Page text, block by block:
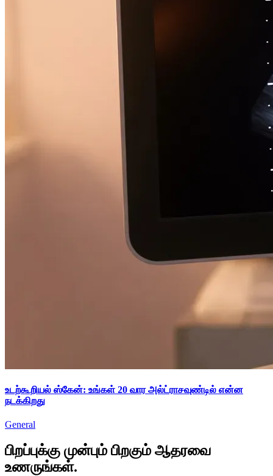
உடற்கூறியல் ஸ்கேன்: உங்கள் 20 வார அல்ட்ராசவுண்டில் என்ன
நடக்கிறது
General
பிறப்புக்கு முன்பும் பிறகும் ஆதரவை
உணருங்கள்.